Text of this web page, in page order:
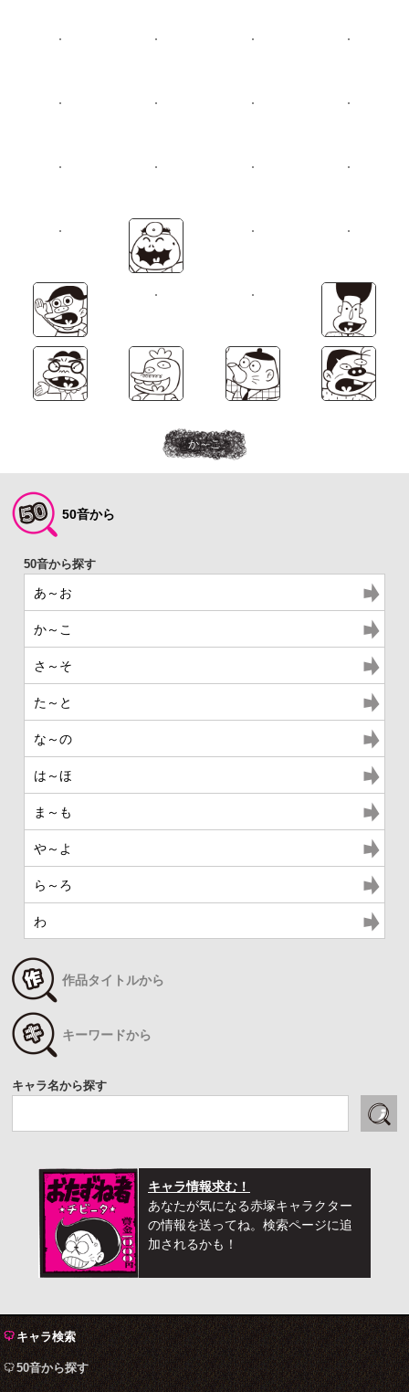
か～こ
50音から
あ～お
か～こ
さ～そ
た～と
な～の
は～ほ
ま～も
や～よ
ら～ろ
わ
作品タイトルから
キーワードから
キャラ名から探す
キャラ情報求む！
あなたが気になる赤塚キャラクター
の情報を送ってね。検索ページに追
加されるかも！
キャラ検索
50音から探す